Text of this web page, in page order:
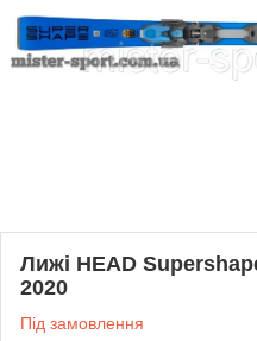
Лижі HEAD
2020
Під замовлення